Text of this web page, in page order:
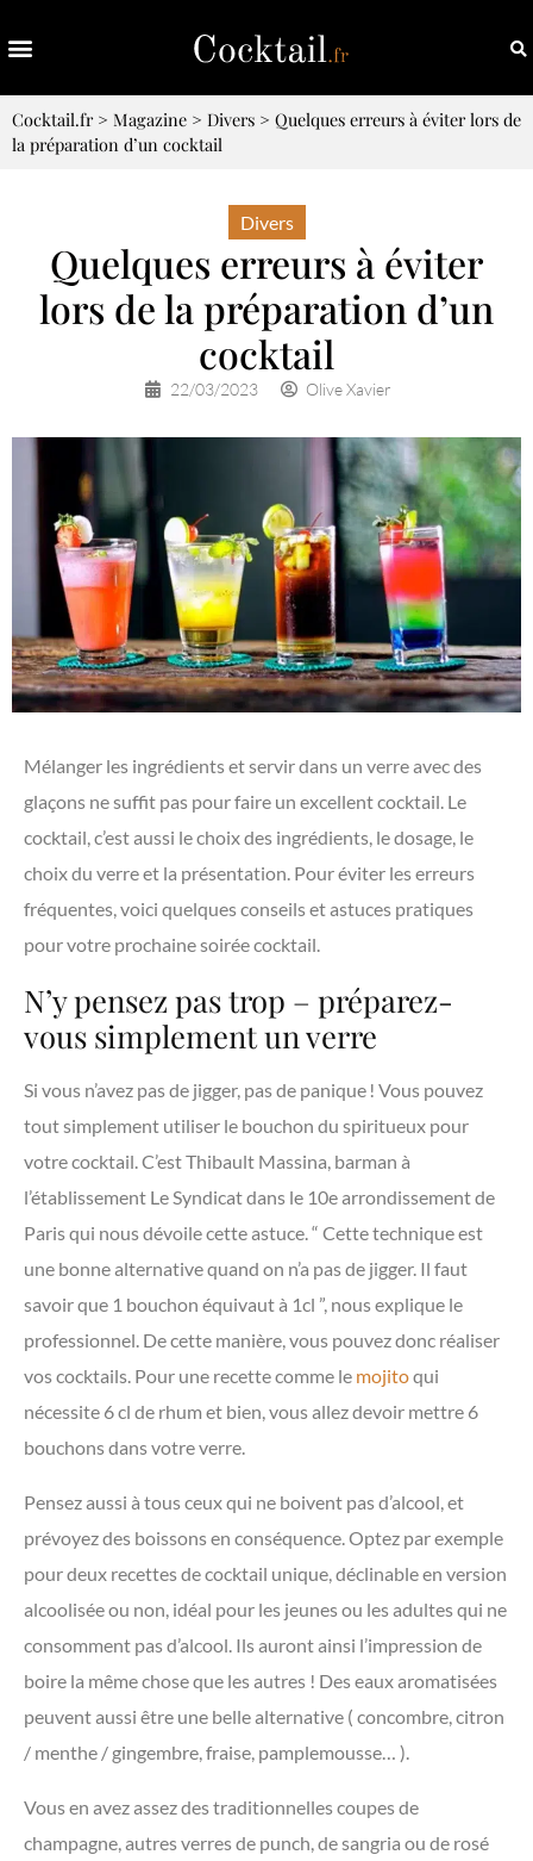
Cocktail.fr> Magazine > Divers > Quelques erreurs à éviter lors de
la préparation d’un cocktail
Divers
Quelques erreurs à éviter
lors de la préparation d’un
cocktail
22/03/2023 Olive Xavier
Mélanger les ingrédients et servir dans un verre avec des
glaçons ne suffit pas pour faire un excellent cocktail. Le
cocktail, c’est aussi le choix des ingrédients, le dosage, le
choix du verre et la présentation. Pour éviter les erreurs
fréquentes, voici quelques conseils et astuces pratiques
pour votre prochaine soirée cocktail.
N’y pensez pas trop – préparez-
vous simplement un verre
Si vous n’avez pas de jigger, pas de panique ! Vous pouvez
tout simplement utiliser le bouchon du spiritueux pour
votre cocktail. C’est Thibault Massina, barman à
l’établissement Le Syndicat dans le 10e arrondissement de
Paris qui nous dévoile cette astuce. “ Cette technique est
une bonne alternative quand on n’a pas de jigger. Il faut
savoir que 1 bouchon équivaut à 1cl ”, nous explique le
professionnel. De cette manière, vous pouvez donc réaliser
vos cocktails. Pour une recette comme le mojitoqui
nécessite 6 cl de rhum et bien, vous allez devoir mettre 6
bouchons dans votre verre.
Pensez aussi à tous ceux qui ne boivent pas d’alcool, et
prévoyez des boissons en conséquence. Optez par exemple
pour deux recettes de cocktail unique, déclinable en version
alcoolisée ou non, idéal pour les jeunes ou les adultes qui ne
consomment pas d’alcool. Ils auront ainsi l’impression de
boire la même chose que les autres ! Des eaux aromatisées
peuvent aussi être une belle alternative ( concombre, citron
/ menthe / gingembre, fraise, pamplemousse… ).
Vous en avez assez des traditionnelles coupes de
champagne, autres verres de punch, de sangria ou de rosé